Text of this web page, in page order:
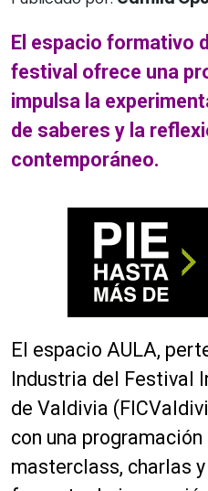
El espacio formativo
festival ofrece una
impulsa la
de saberes y la
contemporáneo.
El espacio AULA,
Industria del Festival
de Valdivia
con una
masterclass, charlas